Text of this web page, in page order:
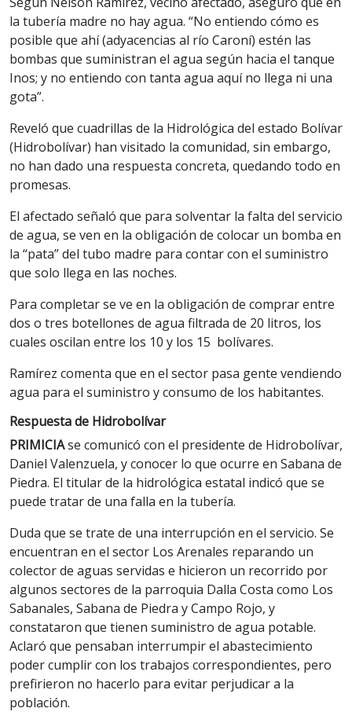
la tubería madre no hay agua. “No entiendo cómo es
posible que ahí (adyacencias al río Caroní) estén las
bombas que suministran el agua según hacia el tanque
Inos; y no entiendo con tanta agua aquí no llega ni una
gota”.
Reveló que cuadrillas de la Hidrológica del estado Bolívar
(Hidrobolívar) han visitado la comunidad, sin embargo,
no han dado una respuesta concreta, quedando todo en
promesas.
El afectado señaló que para solventar la falta del servicio
de agua, se ven en la obligación de colocar un bomba en
la “pata” del tubo madre para contar con el suministro
que solo llega en las noches.
Para completar se ve en la obligación de comprar entre
dos o tres botellones de agua filtrada de 20 litros, los
cuales oscilan entre los 10 y los 15 bolívares.
Ramírez comenta que en el sector pasa gente vendiendo
agua para el suministro y consumo de los habitantes.
Respuesta de Hidrobolívar
PRIMICIAse comunicó con el presidente de Hidrobolívar,
Daniel Valenzuela, y conocer lo que ocurre en Sabana de
Piedra. El titular de la hidrológica estatal indicó que se
puede tratar de una falla en la tubería.
Duda que se trate de una interrupción en el servicio. Se
encuentran en el sector Los Arenales reparando un
colector de aguas servidas e hicieron un recorrido por
algunos sectores de la parroquia Dalla Costa como Los
Sabanales, Sabana de Piedra y Campo Rojo, y
constataron que tienen suministro de agua potable.
Aclaró que pensaban interrumpir el abastecimiento
poder cumplir con los trabajos correspondientes, pero
prefirieron no hacerlo para evitar perjudicar a la
población.